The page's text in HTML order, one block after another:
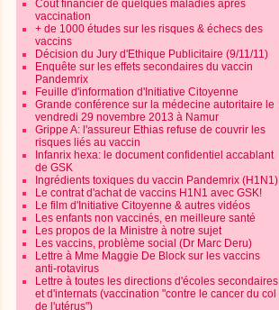
Coût financier de quelques maladies après
vaccination
+ de 1000 études sur les risques & échecs des
vaccins
Décision du Jury d'Ethique Publicitaire (9/11/11)
Enquête sur les effets secondaires du vaccin
Pandemrix
Feuille d'information d'Initiative Citoyenne
Grande conférence sur la médecine autoritaire le
vendredi 29 novembre 2013 à Namur
Grippe A: l'assureur Ethias refuse de couvrir les
risques liés au vaccin
Infanrix hexa: le document confidentiel accablant
de GSK
Ingrédients toxiques du vaccin Pandemrix (H1N1)
Le contrat d'achat de vaccins H1N1 avec GSK!
Le film d'Initiative Citoyenne & autres vidéos
Les enfants non vaccinés, en meilleure santé
Les propos de la Ministre à notre sujet
Les vaccins, problème social (Dr Marc Deru)
Lettre à Mme Maggie De Block sur les vaccins
anti-rotavirus
Lettre à toutes les directions d'écoles secondaires
et d'internats (vaccination "contre le cancer du col
de l'utérus")